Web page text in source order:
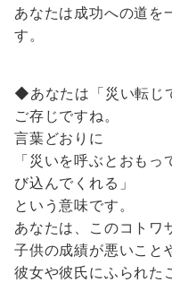
あなたは成功への道を
す。
◆あなたは「災い転じ
ご存じですね。
言葉どおりに
「災いを呼ぶとおも
び込んでくれる」
という意味です。
あなたは、このコトワ
子供の成績が悪いこと
彼女や彼氏にふられた